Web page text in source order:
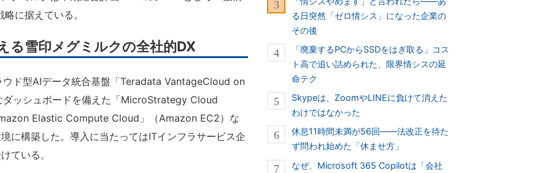
に据えている。
雪印メグミルクの全社的DX
ド型AIデータ統合基盤「Teradata VantageCloud on
ダッシュボードを備えた「MicroStrategy Cloud
Elastic Compute Cloud」（Amazon EC2）な
に構築した。導入に当たってはITインフラサービス企
ている。
る日突然「ゼロ情シス」になった企業の
その後
「廃棄するPCからSSDをはぎ取る」コス
ト高で追い詰められた、限界情シスの延
命テク
Skypeは、ZoomやLINEに負けて消えた
わけではなかった
休息11時間未満が56回――法改正を待た
ず問われ始めた「休ませ方」
なぜ、Microsoft 365 Copilotは「会社